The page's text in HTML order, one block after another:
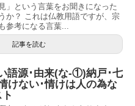
」という言葉をお聞きになった
か？ これは仏教用語ですが、宗
参考になる言葉...
記事を読む
語源･由来(な-①)納戸･七
けない･情けは人の為な